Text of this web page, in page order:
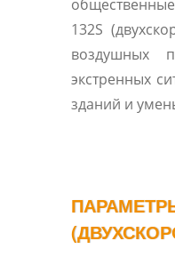
132S
воздушных
экстренных
зданий и